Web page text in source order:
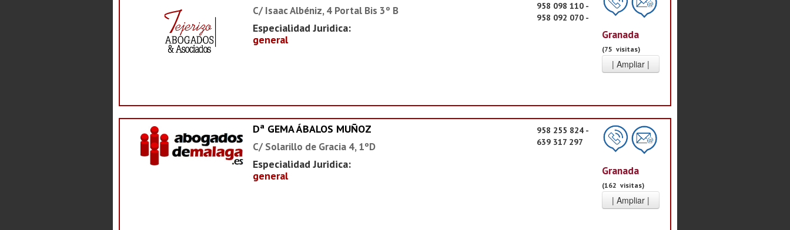
C/ Isaac Albéniz, 4 Portal Bis 3º B
Especialidad Juridica:
general
958 098 110 -
958 092 070 -
Granada
(75 visitas)
Dª GEMA ÁBALOS MUÑOZ
C/ Solarillo de Gracia 4, 1ºD
Especialidad Juridica:
general
958 255 824 -
639 317 297
Granada
(162 visitas)